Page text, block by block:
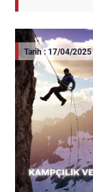
Tarih : 17/04/2025